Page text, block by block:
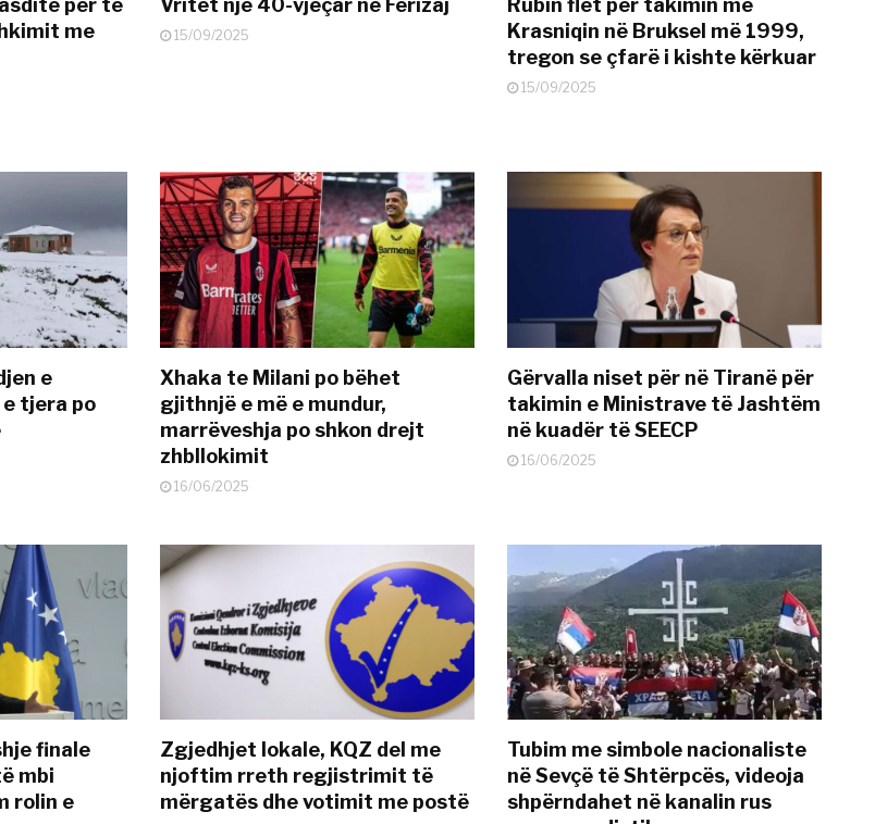
për të
me
Vritet një 40-vjeçar në Ferizaj
15/09/2025
Rubin flet për takimin me
Krasniqin në Bruksel më 1999,
tregon se çfarë i kishte kërkuar
15/09/2025
e
tjera po
Xhaka te Milani po bëhet
gjithnjë e më e mundur,
marrëveshja po shkon drejt
zhbllokimit
16/06/2025
Gërvalla niset për në Tiranë për
takimin e Ministrave të Jashtëm
në kuadër të SEECP
16/06/2025
finale
mbi
rolin e
Zgjedhjet lokale, KQZ del me
njoftim rreth regjistrimit të
mërgatës dhe votimit me postë
Tubim me simbole nacionaliste
në Sevçë të Shtërpcës, videoja
shpërndahet në kanalin rus